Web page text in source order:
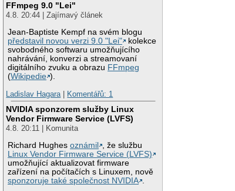
FFmpeg 9.0 "Lei"
4.8. 20:44 | Zajímavý článek
Jean-Baptiste Kempf na svém blogu
představil novou verzi 9.0 "Lei"
kolekce
svobodného softwaru umožňujícího
nahrávání, konverzi a streamovaní
digitálního zvuku a obrazu FFmpeg
(Wikipedie ).
Ladislav Hagara
Komentářů: 1
NVIDIA sponzorem služby Linux
Vendor Firmware Service (LVFS)
4.8. 20:11 | Komunita
Richard Hughesoznámil
, že službu
Linux Vendor Firmware Service (LVFS)
umožňující aktualizovat firmware
zařízení na počítačích s Linuxem, nově
sponzoruje také společnost NVIDIA .